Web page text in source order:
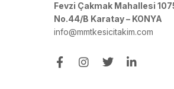
Fevzi Çakmak Mahallesi
No.44/B Karatay – KONYA
info@mmtkesicitakim.com